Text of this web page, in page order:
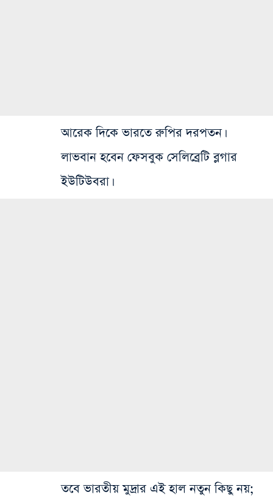
আরেক দিকে ভারতে রুপির দরপতন।
লাভবান হবেন ফেসবুক সেলিব্রেটি ব্লগার
ইউটিউবরা।
তবে ভারতীয় মুদ্রার এই হাল নতুন কিছু নয়;